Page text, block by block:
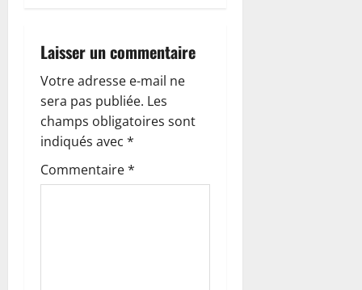
o
n
d
’
a
Laisser un commentaire
Votre adresse e-mail ne
sera pas publiée. Les
champs obligatoires sont
indiqués avec *
Commentaire*